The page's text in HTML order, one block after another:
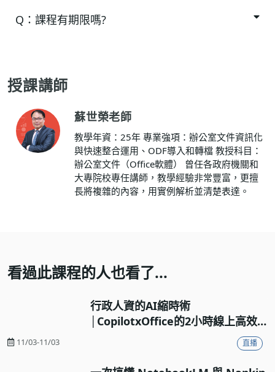
Q： 課程有期限嗎?
授課講師
蘇世榮老師
教學年資：25年 專業強項：辦公室文件資訊化
與快速整合運用、ODF導入和轉檔 教授科目：
辦公室文件（Office軟體） 曾任各政府機關和
大專院校專任講師，教學經驗非常豐富，更擅
長將複雜的內容，用實例解析並清楚表達。
看過此課程的人也看了...
行政人資的AI縮時術
│CopilotxOffice的2小時線上高效
11/03-11/03 直播